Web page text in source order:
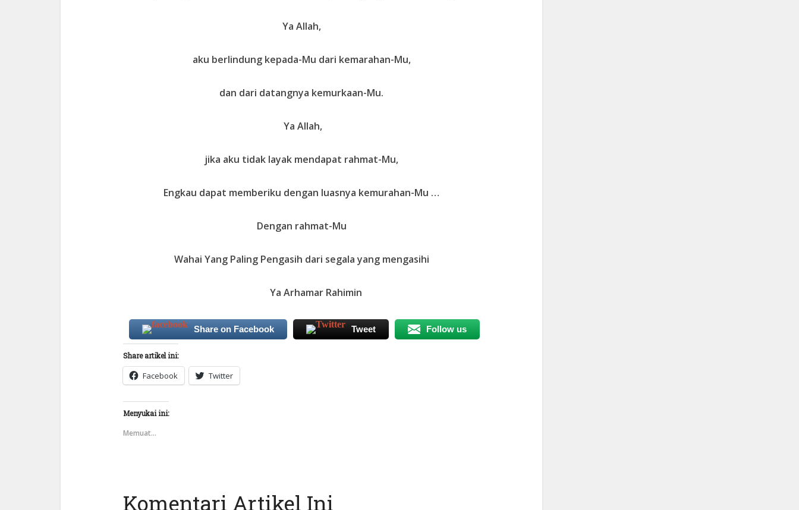
Ya Allah,
aku berlindung kepada-Mu dari kemarahan-Mu,
dan dari datangnya kemurkaan-Mu.
Ya Allah,
jika aku tidak layak mendapat rahmat-Mu,
Engkau dapat memberiku dengan luasnya kemurahan-Mu …
Dengan rahmat-Mu
Wahai Yang Paling Pengasih dari segala yang mengasihi
Ya Arhamar Rahimin
Share on Facebook Tweet Follow us
Share artikel ini:
Facebook Twitter
Menyukai ini:
Memuat...
Komentari Artikel Ini